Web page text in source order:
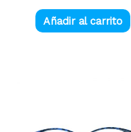
Añadir al carrito